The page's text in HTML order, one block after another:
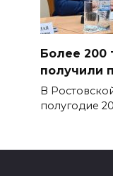
Более 200
получили
В
полугодие